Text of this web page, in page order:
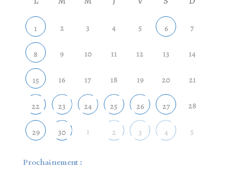
1 2 3 4 5 6 7
8 9 10 11 12 13 14
15 16 17 18 19 20 21
22 23 24 25 26 27 28
29 30 1 2 3 4 5
Prochainement :